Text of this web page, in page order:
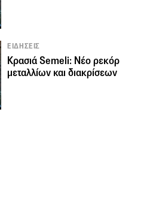
ΕΙΔΗΣΕΙΣ
Κρασιά Semeli: Νέο ρεκόρ
μεταλλίων και διακρίσεων